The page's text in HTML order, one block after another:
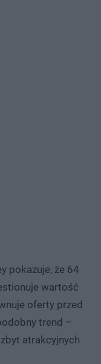
pokazuje, że 64
wartość
oferty przed
trend –
atrakcyjnych